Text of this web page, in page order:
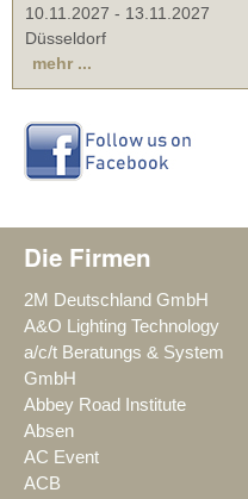
10.11.2027 - 13.11.2027
Düsseldorf
mehr ...
Die Firmen
2M Deutschland GmbH
A&O Lighting Technology
a/c/t Beratungs & System
GmbH
Abbey Road Institute
Absen
AC Event
ACB